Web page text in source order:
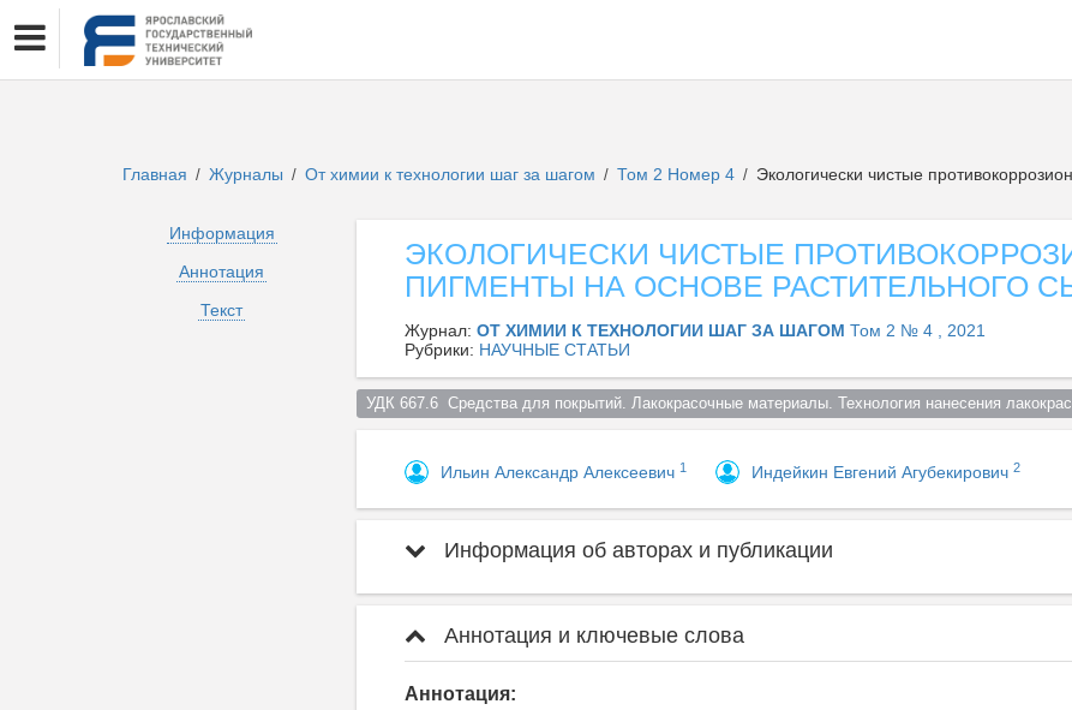
Главная / Журналы / От химии к технологии шаг за шагом / Том 2 Номер 4 / Экологически чистые
Информация
Аннотация
Текст
ЭКОЛОГИЧЕСКИ ЧИСТЫЕ
ПИГМЕНТЫ НА ОСНОВЕ РАСТИТЕЛЬНОГО
Журнал: ОТ ХИМИИ К ТЕХНОЛОГИИ ШАГ ЗА ШАГОМ Том 2 № 4 , 2021
Рубрики: НАУЧНЫЕ СТАТЬИ
УДК 667.6  Средства для покрытий. Лакокрасочные материалы. Технология нанесения
Ильин Александр Алексеевич 1 Индейкин Евгений Агубекирович 2
Информация об авторах и публикации
Аннотация и ключевые слова
Аннотация: